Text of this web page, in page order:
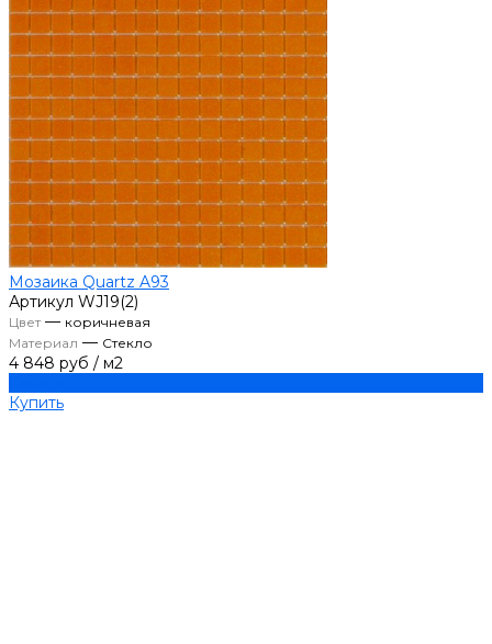
Мозаика Quartz A93
Артикул WJ19(2)
Цвет— коричневая
Материал — Стекло
4 848 руб / м2
Купить